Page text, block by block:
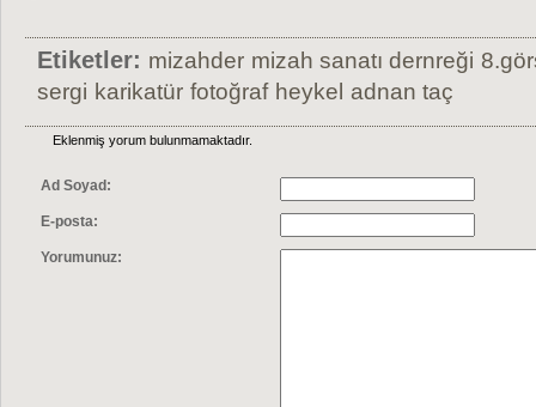
Etiketler: mizahder mizah sanatı dernreği
sergi karikatür fotoğraf heykel adnan taç
Eklenmiş yorum bulunmamaktadır.
Ad Soyad:
E-posta:
Yorumunuz: